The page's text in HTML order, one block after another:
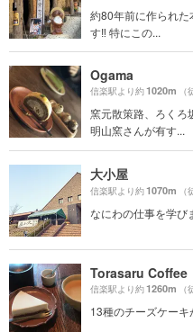
約80年前に作られ
す‼️ 特にこの...
Ogama
信楽駅より約1020m
窯元散策路、ろくろ
明山窯さんが有す...
大小屋
信楽駅より約1070m
なにわの仕事を学
Torasaru Coffee
信楽駅より約1260m
13種のチーズケーキ